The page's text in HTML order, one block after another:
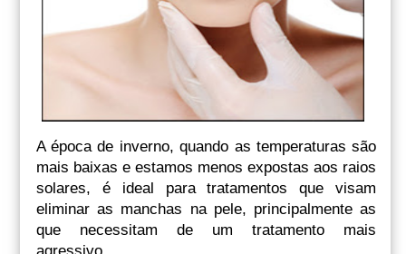
A época de inverno, quando as temperaturas são
mais baixas e estamos menos expostas aos raios
solares, é ideal para tratamentos que visam
eliminar as manchas na pele, principalmente as
que necessitam de um tratamento mais